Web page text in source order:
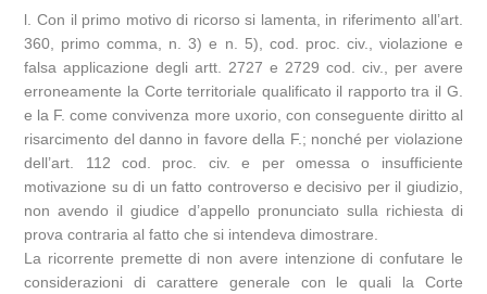
l. Con il primo motivo di ricorso si lamenta, in riferimento all’art.
360, primo comma, n. 3) e n. 5), cod. proc. civ., violazione e
falsa applicazione degli artt. 2727 e 2729 cod. civ., per avere
erroneamente la Corte territoriale qualificato il rapporto tra il G.
e la F. come convivenza more uxorio, con conseguente diritto al
risarcimento del danno in favore della F.; nonché per violazione
dell’art. 112 cod. proc. civ. e per omessa o insufficiente
motivazione su di un fatto controverso e decisivo per il giudizio,
non avendo il giudice d’appello pronunciato sulla richiesta di
prova contraria al fatto che si intendeva dimostrare.
La ricorrente premette di non avere intenzione di confutare le
considerazioni di carattere generale con le quali la Corte